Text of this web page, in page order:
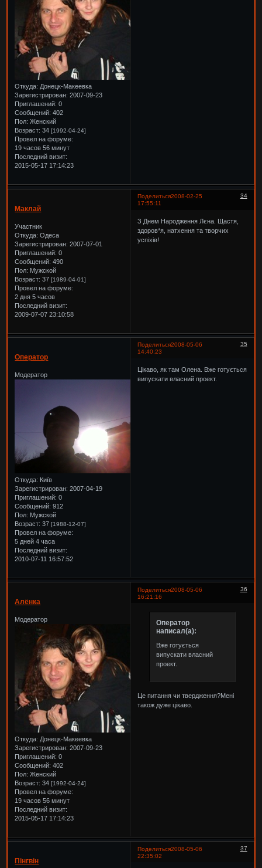
Откуда: Донецк-Макеевка
Зарегистрирован: 2007-09-23
Приглашений: 0
Сообщений: 402
Пол: Женский
Возраст: 34[1992-04-24]
Провел на форуме:
19 часов 56 минут
Последний визит:
2015-05-17 17:14:23
Поделиться 34
2008-02-25
17:55:11
Маклай
Участник
Откуда: Одеса
Зарегистрирован: 2007-07-01
Приглашений: 0
Сообщений: 490
Пол: Мужской
Возраст: 37[1989-04-01]
Провел на форуме:
2 дня 5 часов
Последний визит:
2009-07-07 23:10:58
З Днем Народження Лєна. Щастя,
здоров*я, натхення та творчих
успіхів!
Поделиться 35
2008-05-06
14:40:23
Оператор
Модератор
Откуда: Київ
Зарегистрирован: 2007-04-19
Приглашений: 0
Сообщений: 912
Пол: Мужской
Возраст: 37[1988-12-07]
Провел на форуме:
5 дней 4 часа
Последний визит:
2010-07-11 16:57:52
Цікаво, як там Олена. Вже готується
випускати власний проект.
Поделиться 36
2008-05-06
16:21:16
Алёнка
Модератор
Откуда: Донецк-Макеевка
Зарегистрирован: 2007-09-23
Приглашений: 0
Сообщений: 402
Пол: Женский
Возраст: 34[1992-04-24]
Провел на форуме:
19 часов 56 минут
Последний визит:
2015-05-17 17:14:23
Оператор
написал(а):
Вже готується
випускати власний
проект.
Це питання чи твердження?Мені
також дуже цікаво.
Поделиться 37
2008-05-06
22:35:02
Пінгвін